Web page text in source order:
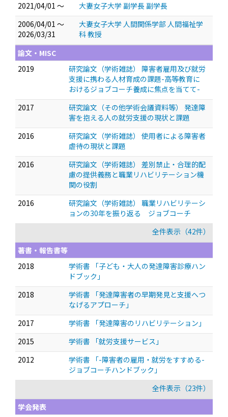
2021/04/01 ～
大妻女子大学 副学長 副学長
2006/04/01 ～
2026/03/31
大妻女子大学 人間関係学部 人間福祉学
科 教授
論文・MISC
2019
研究論文（学術雑誌） 障害者雇用及び就労
支援に携わる人材育成の課題-高等教育に
おけるジョブコーチ養成に焦点を当てて-
2017
研究論文（その他学術会議資料等） 発達障
害を抱える人の就労支援の現状と課題
2016
研究論文（学術雑誌） 使用者による障害者
虐待の現状と課題
2016
研究論文（学術雑誌） 差別禁止・合理的配
慮の提供義務と職業リハビリテーション機
関の役割
2016
研究論文（学術雑誌） 職業リハビリテーシ
ョンの30年を振り返る ジョブコーチ
全件表示（42件）
著書・報告書等
2018
学術書 「子ども・大人の発達障害診療ハン
ドブック」
2018
学術書 「発達障害者の早期発見と支援へつ
なげるアプローチ」
2017
学術書 「発達障害のリハビリテーション」
2015
学術書 「就労支援サービス」
2012
学術書 「-障害者の雇用・就労をすすめる-
ジョブコーチハンドブック」
全件表示（23件）
学会発表